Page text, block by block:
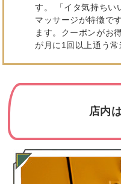
す。 「イタ気持ちい
マッサージが特徴で
ます。クーポンがお
が月に1回以上通う常
店内